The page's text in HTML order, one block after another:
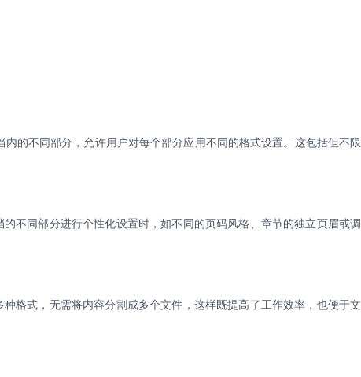
内的不同部分，允许用户对每个部分应用不同的格式设置。这包括但不限
不同部分进行个性化设置时，如不同的页码风格、章节的独立页眉或调
格式，无需将内容分割成多个文件，这样既提高了工作效率，也便于文